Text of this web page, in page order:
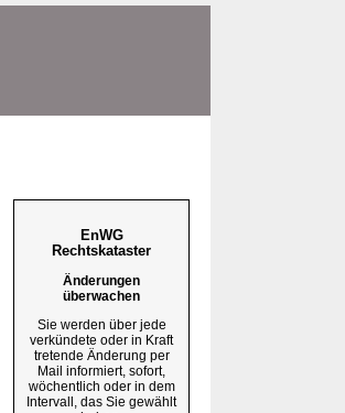
EnWG
Rechtskataster
Änderungen
überwachen
Sie werden über jede
verkündete oder in Kraft
tretende Änderung per
Mail informiert, sofort,
wöchentlich oder in dem
Intervall, das Sie gewählt